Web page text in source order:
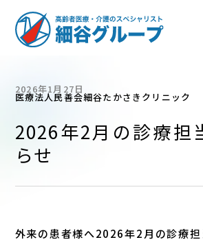
2026年1月27日
医療法人民善会細谷たかさきクリニック
2026年2月の診療担
らせ
外来の患者様へ2026年2月の診療担